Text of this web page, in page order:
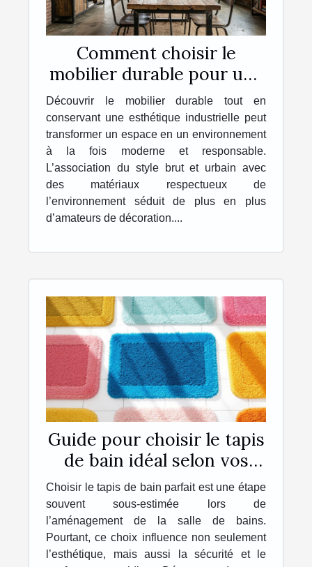
Comment choisir le
mobilier durable pour une
esthétique industrielle ?
Découvrir le mobilier durable tout en
conservant une esthétique industrielle peut
transformer un espace en un environnement
à la fois moderne et responsable.
L’association du style brut et urbain avec
des matériaux respectueux de
l’environnement séduit de plus en plus
d’amateurs de décoration....
Guide pour choisir le tapis
de bain idéal selon vos
besoins
Choisir le tapis de bain parfait est une étape
souvent sous-estimée lors de
l’aménagement de la salle de bains.
Pourtant, ce choix influence non seulement
l’esthétique, mais aussi la sécurité et le